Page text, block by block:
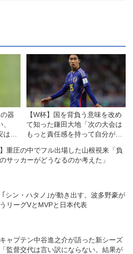
なる事を願い東京を中心に運営さ
器
言
【W杯】国を背負う意味を改め
て知った鎌田大地「次の大会は
もっと責任感を持って自分が引
】重圧の中でフル出場した山根視来「負
サッカーがどうなるのか考えた」
｢シン・ハタノ｣が動き出す。波多野豪が
リーグVとMVPと日本代表
キャプテン中谷進之介が語った新シーズ
監督交代は言い訳にならない。結果が